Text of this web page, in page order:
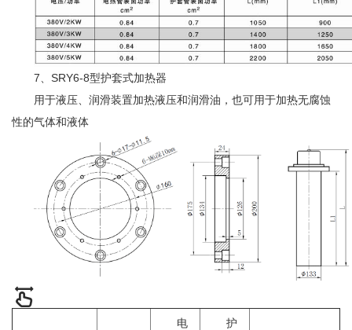
7、SRY6-8型护套式加热器
用于液压、润滑装置加热液压和润滑油，也可用于加热无腐蚀
性的气体和液体
电
护